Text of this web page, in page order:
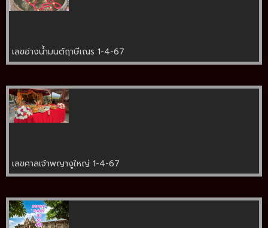
เลขอ่างน้ำมนต์ฤาษีเณร 1-4-67
เลขศาลเจ้าพญางูใหญ่ 1-4-67